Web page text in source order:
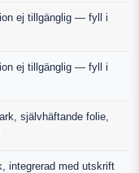
ej tillgänglig — fyll i
ej tillgänglig — fyll i
självhäftande folie,
integrerad med utskrift